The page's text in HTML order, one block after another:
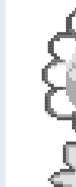
██▓▓██
████
████
████
████
████
████
▓▓▓▓▓▓▓▓▒▒
██▓▓░░░░
██▓▓
██▓▓
██▓▓
██▓▓
░░██▒▒
████
██▓▓██
▓▓▓▓▓▓
██▓▓
██▓▓
██▓▓
██▓▓
██▓▓▓▓
░░██▓▓▒▒